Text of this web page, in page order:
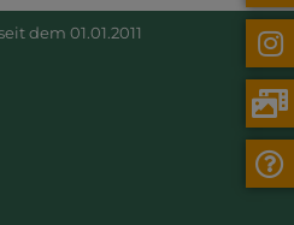
dem 01.01.2011